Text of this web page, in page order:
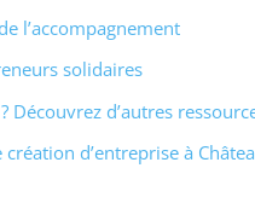
l’accompagnement
solidaires
Découvrez d’autres
création d’entreprise à